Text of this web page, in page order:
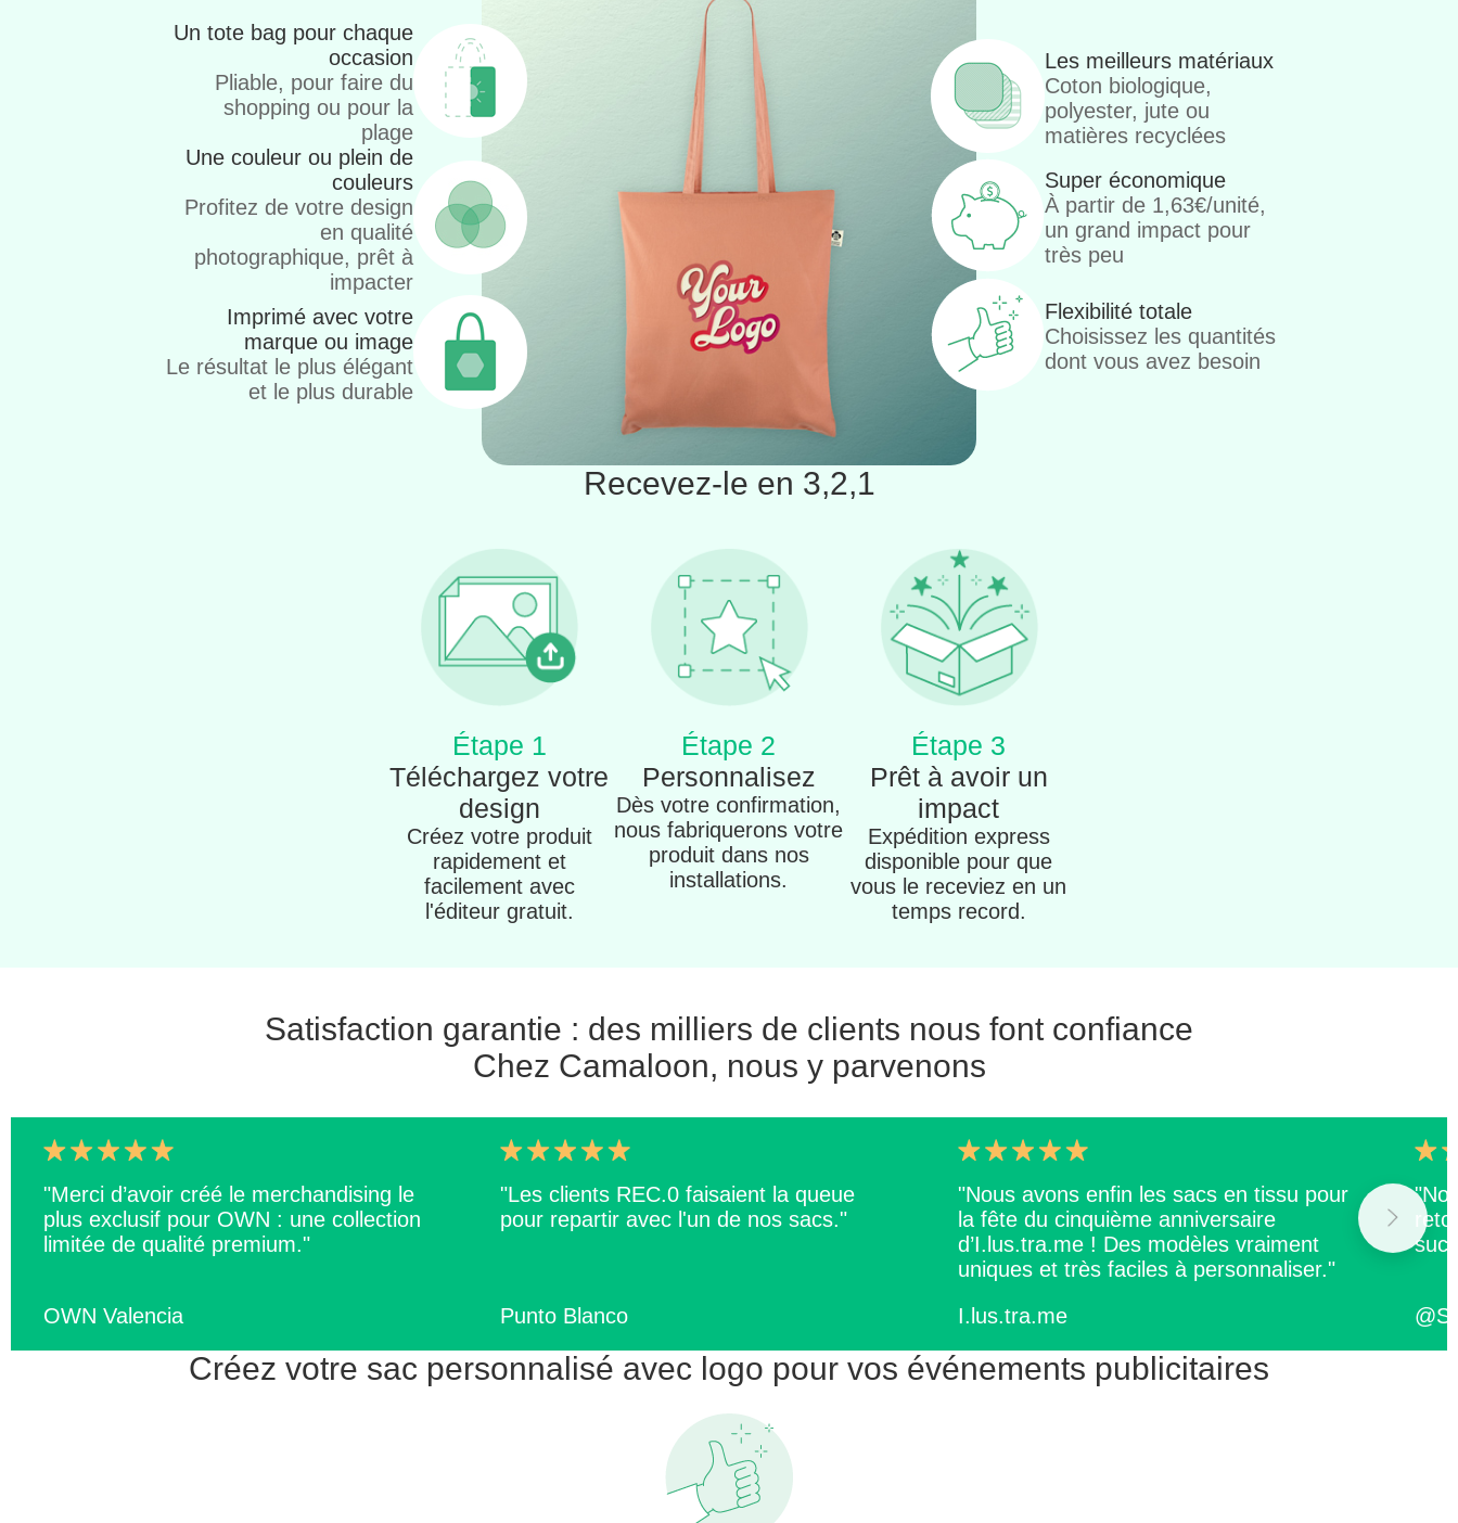
Un tote bag pour chaque
occasion
Pliable, pour faire du
shopping ou pour la
plage
Une couleur ou plein de
couleurs
Profitez de votre design
en qualité
photographique, prêt à
impacter
Imprimé avec votre
marque ou image
Le résultat le plus élégant
et le plus durable
Les meilleurs matériaux
Coton biologique,
polyester, jute ou
matières recyclées
Super économique
À partir de 1,63€/unité,
un grand impact pour
très peu
Flexibilité totale
Choisissez les quantités
dont vous avez besoin
Recevez-le en 3,2,1
Étape 1
Téléchargez votre
design
Créez votre produit
rapidement et
facilement avec
l'éditeur gratuit.
Étape 2
Personnalisez
Dès votre confirmation,
nous fabriquerons votre
produit dans nos
installations.
Étape 3
Prêt à avoir un
impact
Expédition express
disponible pour que
vous le receviez en un
temps record.
Satisfaction garantie : des milliers de clients nous font confiance
Chez Camaloon, nous y parvenons
"Merci d’avoir créé le merchandising le
plus exclusif pour OWN : une collection
limitée de qualité premium."
OWN Valencia
"Les clients REC.0 faisaient la queue
pour repartir avec l'un de nos sacs."
Punto Blanco
"Nous avons enfin les sacs en tissu pour
la fête du cinquième anniversaire
d’I.lus.tra.me ! Des modèles vraiment
uniques et très faciles à personnaliser."
I.lus.tra.me
Créez votre sac personnalisé avec logo pour vos événements publicitaires